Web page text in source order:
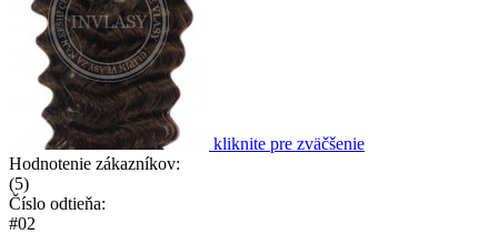
kliknite pre zväčšenie
Hodnotenie zákazníkov:
(5)
Číslo odtieňa:
#02